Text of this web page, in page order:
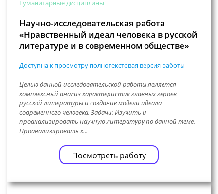
Гуманитарные дисциплины
Научно-исследовательская работа
«Нравственный идеал человека в русской
литературе и в современном обществе»
Доступна к просмотру полнотекстовая версия работы
Целью данной исследовательской работы является
комплексный анализ характеристик главных героев
русской литературы и создание модели идеала
современного человека. Задачи: Изучить и
проанализировать научную литературу по данной теме.
Проанализировать х...
Посмотреть работу